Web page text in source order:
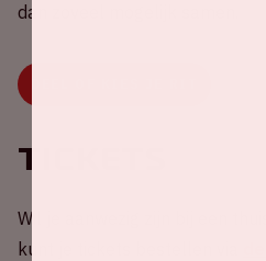
dan zoveel mogelijk samen.
Tickets
Wil je aanwezig zijn bij een
kunt je tickets bestellen via